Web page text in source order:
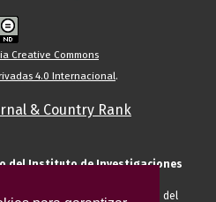
Creative Commons
4.0 Internacional.
del Instituto de Investigaciones
de la UNAM, es responsable del